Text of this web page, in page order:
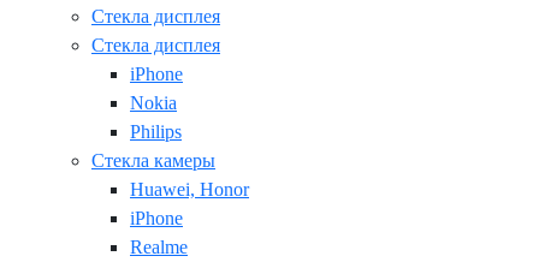
Стекла дисплея
Стекла дисплея
iPhone
Nokia
Philips
Стекла камеры
Huawei, Honor
iPhone
Realme